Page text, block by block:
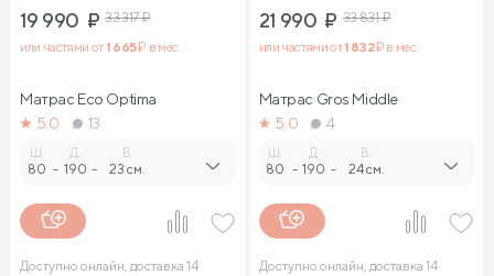
19 990 ₽ 33 317₽
или частями от1 665₽ в мес.
Матрас Eco Optima
5.0
13
80 -
Д.
190 -
В.
23 см.
Доступно онлайн, доставка 14
21 990 ₽ 33 831₽
или частями от1 832₽ в мес.
Матрас Gros Middle
5.0
4
80 -
Д.
190 -
В.
24 см.
Доступно онлайн, доставка 14